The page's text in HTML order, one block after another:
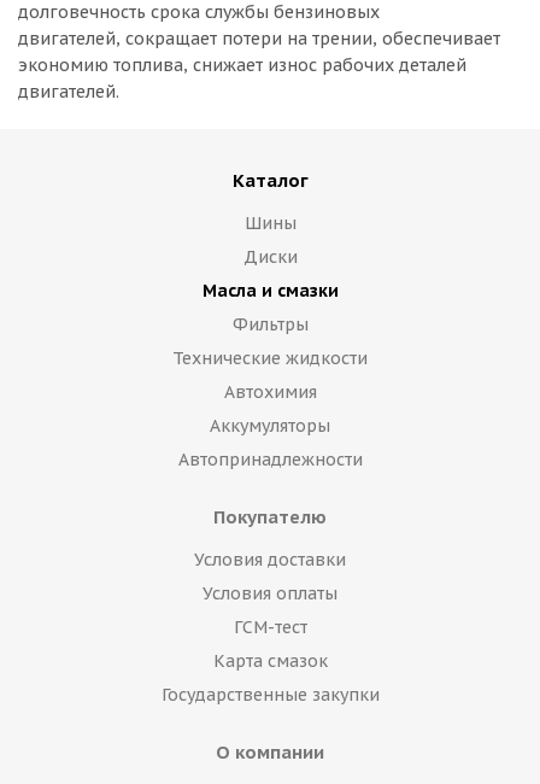
долговечность срока службы бензиновых
двигателей, сокращает потери на трении, обеспечивает
экономию топлива, снижает износ рабочих деталей
двигателей.
Каталог
Шины
Диски
Масла и смазки
Фильтры
Технические жидкости
Автохимия
Аккумуляторы
Автопринадлежности
Покупателю
Условия доставки
Условия оплаты
ГСМ-тест
Карта смазок
Государственные закупки
О компании